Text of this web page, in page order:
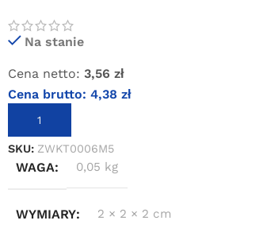
Na stanie
Cena netto: 3,56 zł
Cena brutto: 4,38 zł
DODAJ DO KOSZYKA
SKU: ZWKT0006M5
WAGA 0,05 kg
WYMIARY 2 × 2 × 2 cm